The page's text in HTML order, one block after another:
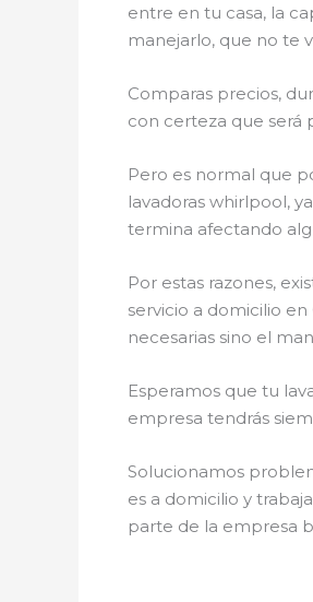
entre en tu casa, la
manejarlo, que no te
Comparas precios,
con certeza que será
Pero es normal que
lavadoras whirlpool,
termina afectando
Por estas razones,
servicio a domicilio
necesarias sino el
Esperamos que tu
empresa tendrás
Solucionamos
es a domicilio y
parte de la empresa